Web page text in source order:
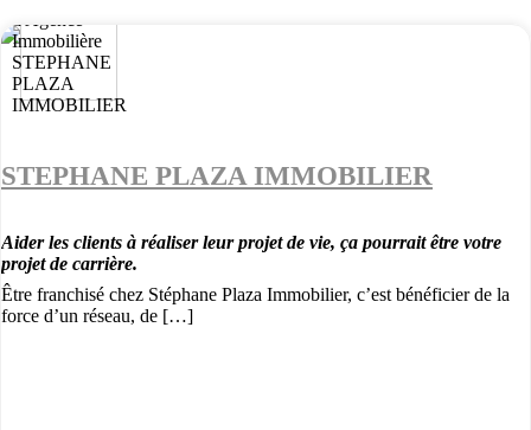
STEPHANE PLAZA IMMOBILIER
Aider les clients à réaliser leur projet de vie, ça pourrait être votre
projet de carrière.
Être franchisé chez Stéphane Plaza Immobilier, c’est bénéficier de la
force d’un réseau, de […]